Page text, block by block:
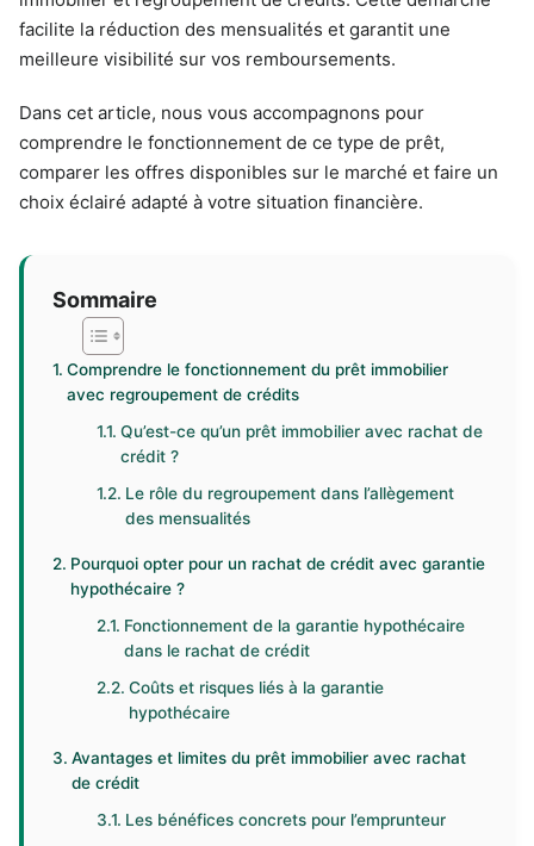
facilite la réduction des mensualités et garantit une
meilleure visibilité sur vos remboursements.
Dans cet article, nous vous accompagnons pour
comprendre le fonctionnement de ce type de prêt,
comparer les offres disponibles sur le marché et faire un
choix éclairé adapté à votre situation financière.
Sommaire
Comprendre le fonctionnement du prêt immobilier
avec regroupement de crédits
Qu’est-ce qu’un prêt immobilier avec rachat de
crédit ?
Le rôle du regroupement dans l’allègement
des mensualités
Pourquoi opter pour un rachat de crédit avec garantie
hypothécaire ?
Fonctionnement de la garantie hypothécaire
dans le rachat de crédit
Coûts et risques liés à la garantie
hypothécaire
Avantages et limites du prêt immobilier avec rachat
de crédit
Les bénéfices concrets pour l’emprunteur